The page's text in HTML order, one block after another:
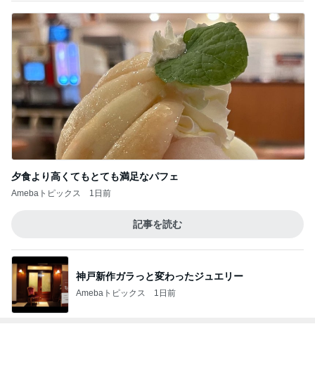
夕食より高くてもとても満足なパフェ
Amebaトピックス 1日前
記事を読む
神戸新作ガラっと変わったジュエリー
Amebaトピックス 1日前